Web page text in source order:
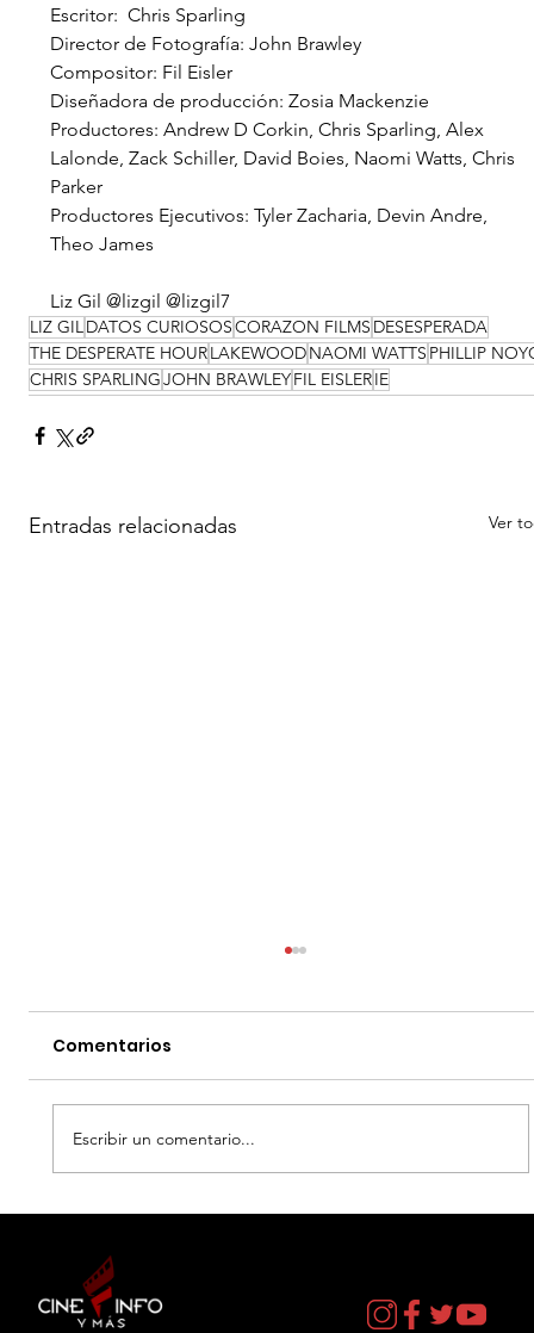
Escritor:  Chris Sparling
Director de Fotografía: John Brawley
Compositor: Fil Eisler
Diseñadora de producción: Zosia Mackenzie
Productores: Andrew D Corkin, Chris Sparling, Alex
Lalonde, Zack Schiller, David Boies, Naomi Watts, Chris
Parker
Productores Ejecutivos: Tyler Zacharia, Devin Andre,
Theo James
Liz Gil @lizgil @lizgil7
LIZ GILDATOS CURIOSOSCORAZON FILMS DESESPERADA
THE DESPERATE HOURLAKEWOODNAOMI WATTS PHILLIP
CHRIS SPARLINGJOHN BRAWLEYFIL EISLERIE
Entradas relacionadas Ver
CURIOSOS por LIZ GIL
Comentarios
Escribir un comentario...